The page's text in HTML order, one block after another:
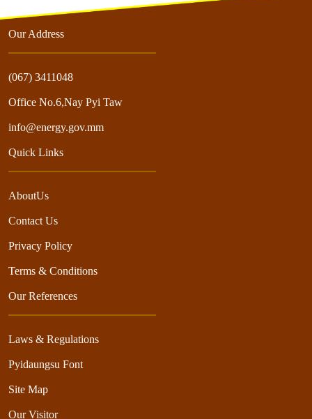
Our Address
(067) 3411048
Office No.6,Nay Pyi Taw
info@energy.gov.mm
Quick Links
AboutUs
Contact Us
Privacy Policy
Terms & Conditions
Our References
Laws & Regulations
Pyidaungsu Font
Site Map
Our Visitor